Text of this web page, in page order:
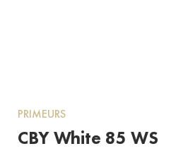
PRIMEURS
CBY White 85 WS